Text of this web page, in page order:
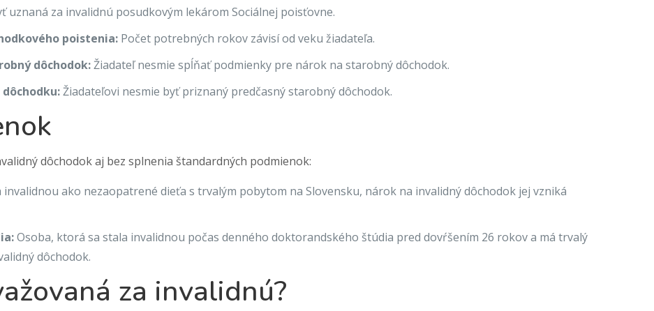
uznaná za invalidnú posudkovým lekárom Sociálnej poisťovne.
poistenia: Počet potrebných rokov závisí od veku žiadateľa.
dôchodok:Žiadateľ nesmie spĺňať podmienky pre nárok na starobný dôchodok.
Žiadateľovi nesmie byť priznaný predčasný starobný dôchodok.
dôchodok aj bez splnenia štandardných podmienok:
invalidnou ako nezaopatrené dieťa s trvalým pobytom na Slovensku, nárok na invalidný dôchodok jej vzniká
Osoba, ktorá sa stala invalidnou počas denného doktorandského štúdia pred dovŕšením 26 rokov a má trvalý
dôchodok.
za invalidnú?